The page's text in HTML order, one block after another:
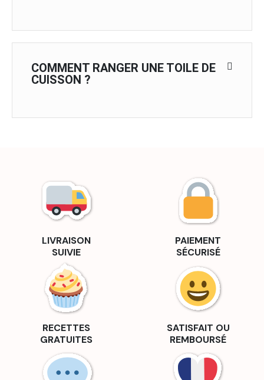
COMMENT RANGER UNE TOILE DE
CUISSON ?
LIVRAISON
SUIVIE
PAIEMENT
SÉCURISÉ
RECETTES
GRATUITES
SATISFAIT OU
REMBOURSÉ